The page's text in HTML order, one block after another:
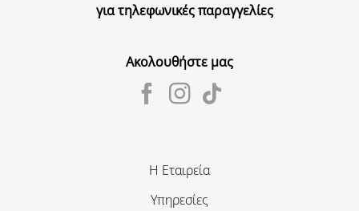
για τηλεφωνικές παραγγελίες
Ακολουθήστε μας
Η Εταιρεία
Υπηρεσίες